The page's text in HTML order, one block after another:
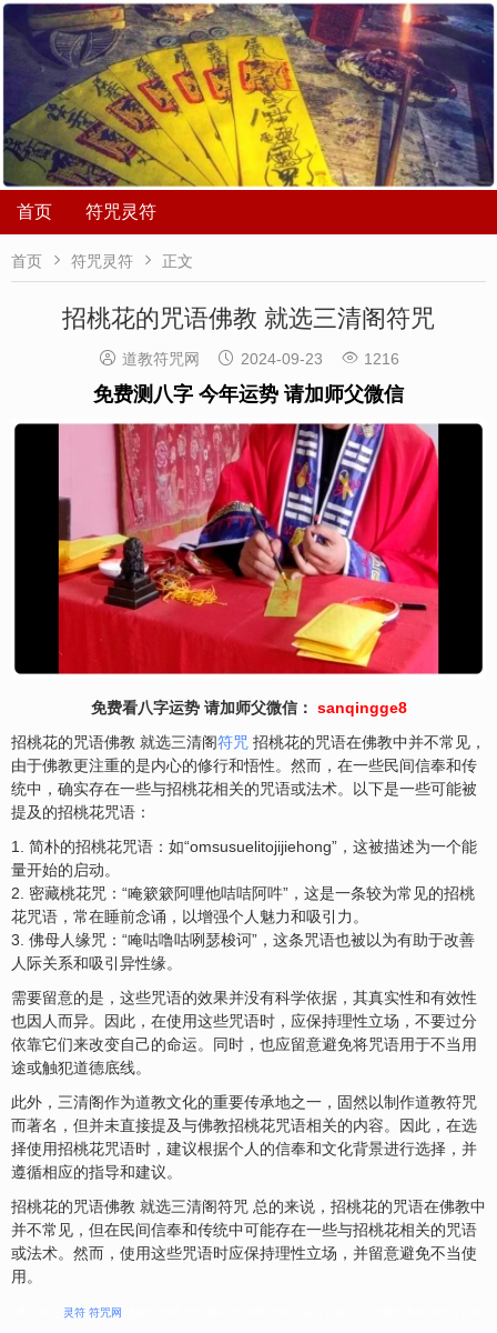
首页 符咒灵符
首页  符咒灵符  正文
招桃花的咒语佛教 就选三清阁符咒
 道教符咒网  2024-09-23  1216
免费测八字 今年运势 请加师父微信
免费看八字运势 请加师父微信： sanqingge8
招桃花的咒语佛教 就选三清阁符咒 招桃花的咒语在佛教中并不常见，
由于佛教更注重的是内心的修行和悟性。然而，在一些民间信奉和传
统中，确实存在一些与招桃花相关的咒语或法术。以下是一些可能被
提及的招桃花咒语：
1. 简朴的招桃花咒语：如“omsusuelitojijiehong”，这被描述为一个能
量开始的启动。
2. 密藏桃花咒：“唵簌簌阿哩他咭咭阿吽”，这是一条较为常见的招桃
花咒语，常在睡前念诵，以增强个人魅力和吸引力。
3. 佛母人缘咒：“唵咕噜咕咧瑟梭诃”，这条咒语也被以为有助于改善
人际关系和吸引异性缘。
需要留意的是，这些咒语的效果并没有科学依据，其真实性和有效性
也因人而异。因此，在使用这些咒语时，应保持理性立场，不要过分
依靠它们来改变自己的命运。同时，也应留意避免将咒语用于不当用
途或触犯道德底线。
此外，三清阁作为道教文化的重要传承地之一，固然以制作道教符咒
而著名，但并未直接提及与佛教招桃花咒语相关的内容。因此，在选
择使用招桃花咒语时，建议根据个人的信奉和文化背景进行选择，并
遵循相应的指导和建议。
招桃花的咒语佛教 就选三清阁符咒 总的来说，招桃花的咒语在佛教中
并不常见，但在民间信奉和传统中可能存在一些与招桃花相关的咒语
或法术。然而，使用这些咒语时应保持理性立场，并留意避免不当使
用。
灵符, 符咒网